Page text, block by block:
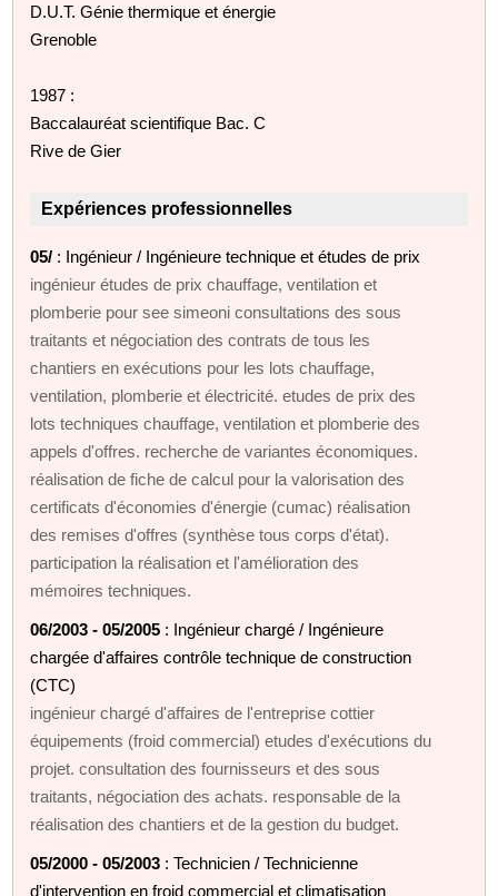
D.U.T. Génie thermique et énergie
Grenoble
1987 :
Baccalauréat scientifique Bac. C
Rive de Gier
Expériences professionnelles
05/ : Ingénieur / Ingénieure technique et études de prix
ingénieur études de prix chauffage, ventilation et
plomberie pour see simeoni consultations des sous
traitants et négociation des contrats de tous les
chantiers en exécutions pour les lots chauffage,
ventilation, plomberie et électricité. etudes de prix des
lots techniques chauffage, ventilation et plomberie des
appels d'offres. recherche de variantes économiques.
réalisation de fiche de calcul pour la valorisation des
certificats d'économies d'énergie (cumac) réalisation
des remises d'offres (synthèse tous corps d'état).
participation la réalisation et l'amélioration des
mémoires techniques.
06/2003 - 05/2005 : Ingénieur chargé / Ingénieure
chargée d'affaires contrôle technique de construction
(CTC)
ingénieur chargé d'affaires de l'entreprise cottier
équipements (froid commercial) etudes d'exécutions du
projet. consultation des fournisseurs et des sous
traitants, négociation des achats. responsable de la
réalisation des chantiers et de la gestion du budget.
05/2000 - 05/2003 : Technicien / Technicienne
d'intervention en froid commercial et climatisation